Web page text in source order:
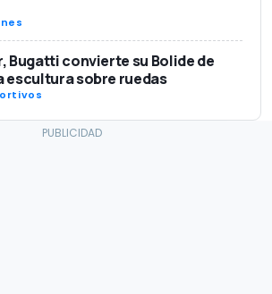
Bugatti convierte su Bolide de
escultura sobre ruedas